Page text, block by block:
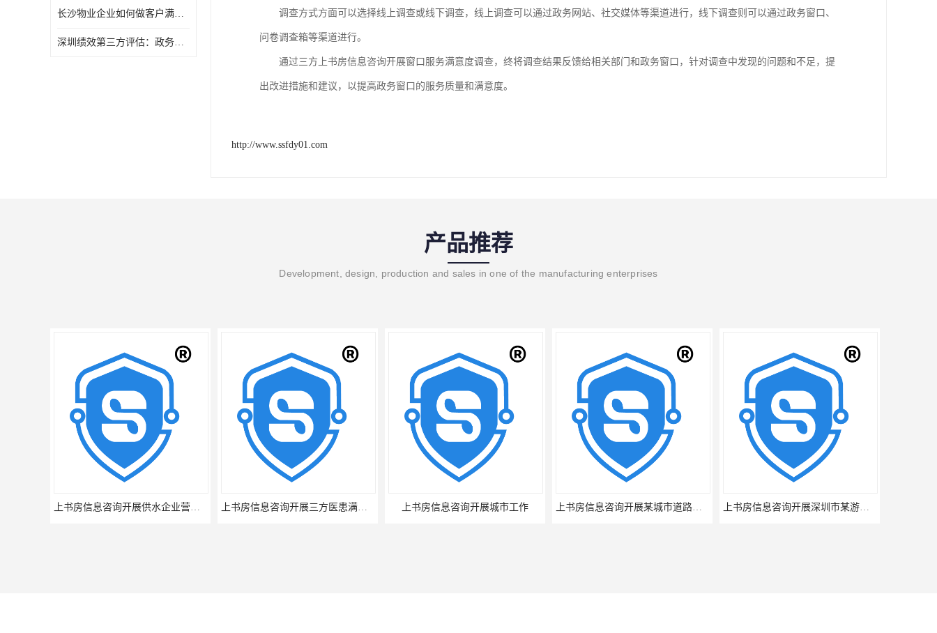
长沙物业企业如何做客户满意度调查
深圳绩效第三方评估：政务服务窗口满意度第三方调研评估
调查方式方面可以选择线上调查或线下调查，线上调查可以通过政务网站、社交媒体等渠道进行，线下调查则可以通过政务窗口、
问卷调查箱等渠道进行。
通过三方 上书房信息咨询开展窗口服务满意度调查，终将调查结果反馈给相关部门和政务窗口，针对调查中发现的问题和不足，提
出改进措施和建议，以提高政务窗口的服务质量和满意度。
http://www.ssfdy01.com
产品推荐
Development, design, production and sales in one of the manufacturing enterprises
上书房信息咨询开展供水企业营境满意度调查 上书房信息咨询开展三方医患满意度调查 上书房信息咨询开展城市工作 上书房信息咨询开展某城市道路公众满意度评价项目 上书房信息咨询开展深圳市某游乐场游客满意度调查